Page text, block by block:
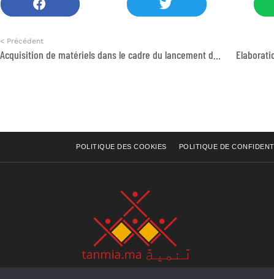
< Précédent
POLITIQUE DES COOKIES POLITIQUE DE